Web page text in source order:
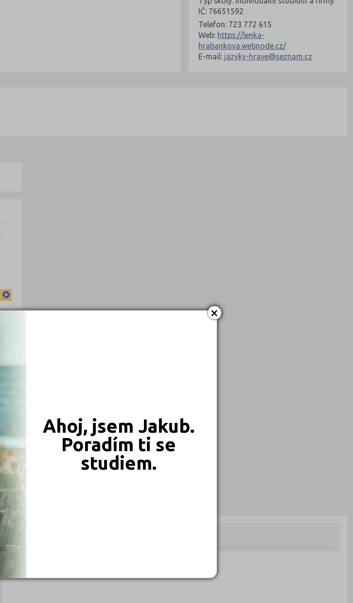
×
Ahoj, jsem Jakub.
Poradím ti se
studiem.
IČ: 76651592
Telefon: 723 772 615
Web: https://lenka-
hrabankova.webnode.cz/
E-mail: jazyky-hrave@seznam.cz